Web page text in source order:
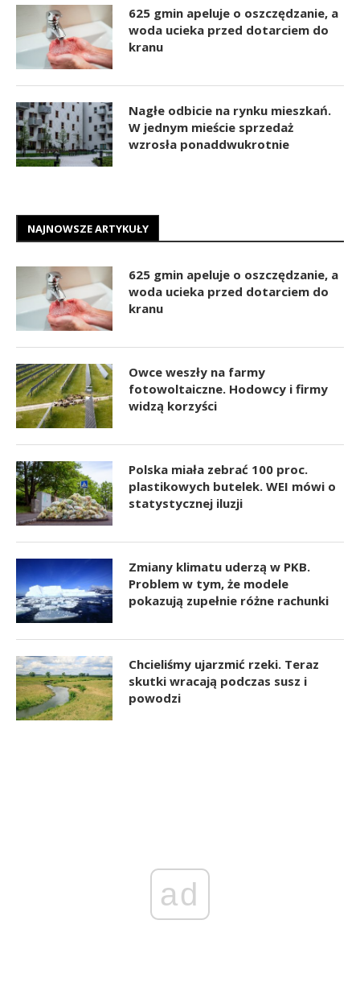
625 gmin apeluje o oszczędzanie, a
woda ucieka przed dotarciem do
kranu
Nagłe odbicie na rynku mieszkań.
W jednym mieście sprzedaż
wzrosła ponaddwukrotnie
NAJNOWSZE ARTYKUŁY
625 gmin apeluje o oszczędzanie, a
woda ucieka przed dotarciem do
kranu
Owce weszły na farmy
fotowoltaiczne. Hodowcy i firmy
widzą korzyści
Polska miała zebrać 100 proc.
plastikowych butelek. WEI mówi o
statystycznej iluzji
Zmiany klimatu uderzą w PKB.
Problem w tym, że modele
pokazują zupełnie różne rachunki
Chcieliśmy ujarzmić rzeki. Teraz
skutki wracają podczas susz i
powodzi
ad